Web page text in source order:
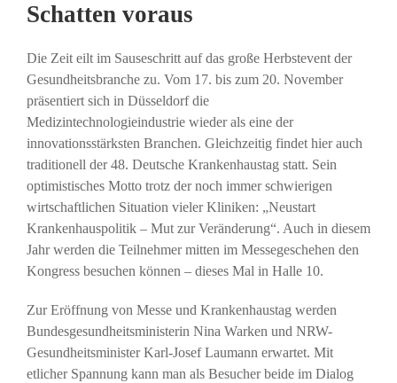
Schatten voraus
Die Zeit eilt im Sauseschritt auf das große Herbstevent der
Gesundheitsbranche zu. Vom 17. bis zum 20. November
präsentiert sich in Düsseldorf die
Medizintechnologieindustrie wieder als eine der
innovationsstärksten Branchen. Gleichzeitig findet hier auch
traditionell der 48. Deutsche Krankenhaustag statt. Sein
optimistisches Motto trotz der noch immer schwierigen
wirtschaftlichen Situation vieler Kliniken: „Neustart
Krankenhauspolitik – Mut zur Veränderung“. Auch in diesem
Jahr werden die Teilnehmer mitten im Messegeschehen den
Kongress besuchen können – dieses Mal in Halle 10.
Zur Eröffnung von Messe und Krankenhaustag werden
Bundesgesundheitsministerin Nina Warken und NRW-
Gesundheitsminister Karl-Josef Laumann erwartet. Mit
etlicher Spannung kann man als Besucher beide im Dialog